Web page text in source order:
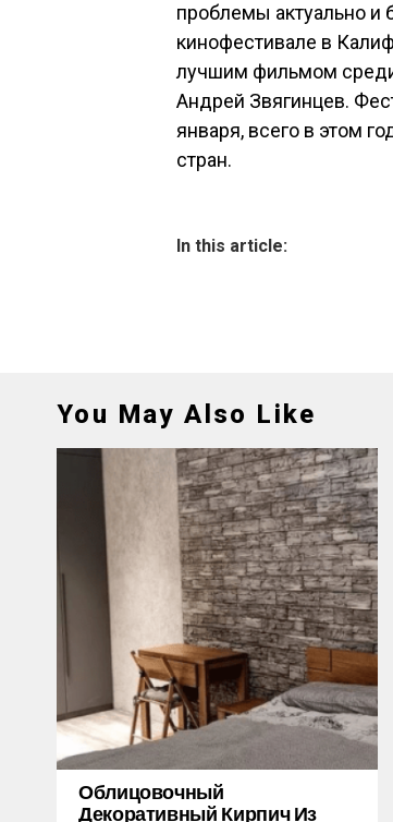
проблемы актуально
кинофестивале в
лучшим фильмом
Андрей Звягинцев.
января, всего в этом
стран.
In this article:
You May Also Like
Облицовочный
Декоративный Кирпич Из